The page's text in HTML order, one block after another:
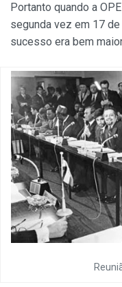
Portanto quando a
segunda vez em 17
sucesso era bem